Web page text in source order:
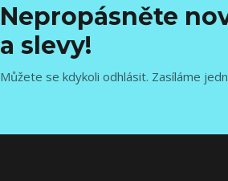
Nepropásněte
a slevy!
Můžete se kdykoli odhlásit. Zasíláme